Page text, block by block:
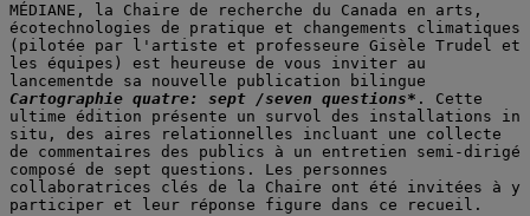
MÉDIANE, la Chaire de recherche du Canada en arts,
écotechnologies de pratique et changements climatiques
(pilotée par l'artiste et professeure Gisèle Trudel et
les équipes) est heureuse de vous inviter au
Cartographie quatre:
sept /seven questions* . Cette
ultime édition présente un survol des installations in
situ, des aires relationnelles incluant une collecte
de commentaires des publics à un entretien semi-dirigé
composé de sept questions. Les personnes
collaboratrices clés de la Chaire ont été invitées à y
participer et leur réponse figure dans ce recueil.